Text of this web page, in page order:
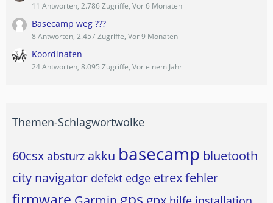
11 Antworten, 2.786 Zugriffe, Vor 6 Monaten
Basecamp weg ???
8 Antworten, 2.457 Zugriffe, Vor 9 Monaten
Koordinaten
24 Antworten, 8.095 Zugriffe, Vor einem Jahr
Themen-Schlagwortwolke
60csx absturz akku basecamp bluetooth
city navigator defekt edge etrexfehler